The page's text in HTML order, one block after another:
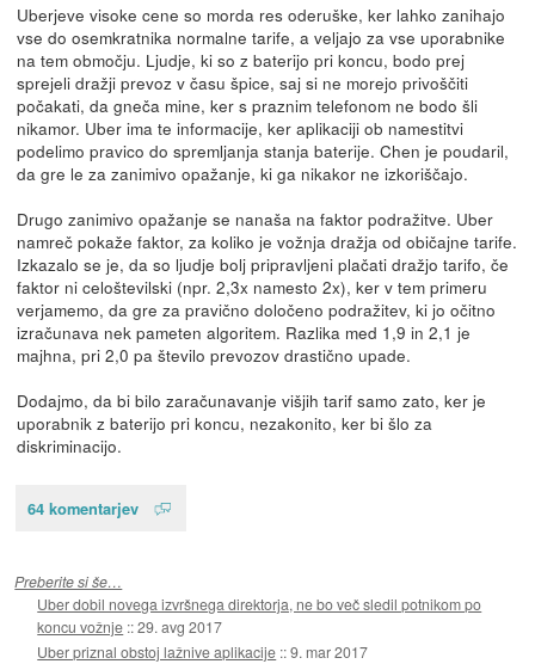
Uberjeve visoke cene so morda res oderuške, ker lahko zanihajo
vse do osemkratnika normalne tarife, a veljajo za vse uporabnike
na tem območju. Ljudje, ki so z baterijo pri koncu, bodo prej
sprejeli dražji prevoz v času špice, saj si ne morejo privoščiti
počakati, da gneča mine, ker s praznim telefonom ne bodo šli
nikamor. Uber ima te informacije, ker aplikaciji ob namestitvi
podelimo pravico do spremljanja stanja baterije. Chen je poudaril,
da gre le za zanimivo opažanje, ki ga nikakor ne izkoriščajo.
Drugo zanimivo opažanje se nanaša na faktor podražitve. Uber
namreč pokaže faktor, za koliko je vožnja dražja od običajne tarife.
Izkazalo se je, da so ljudje bolj pripravljeni plačati dražjo tarifo, če
faktor ni celoštevilski (npr. 2,3x namesto 2x), ker v tem primeru
verjamemo, da gre za pravično določeno podražitev, ki jo očitno
izračunava nek pameten algoritem. Razlika med 1,9 in 2,1 je
majhna, pri 2,0 pa število prevozov drastično upade.
Dodajmo, da bi bilo zaračunavanje višjih tarif samo zato, ker je
uporabnik z baterijo pri koncu, nezakonito, ker bi šlo za
diskriminacijo.
64 komentarjev
Preberite si še…
Uber dobil novega izvršnega direktorja, ne bo več sledil potnikom po
koncu vožnje ::29. avg 2017
Uber priznal obstoj lažnive aplikacije ::9. mar 2017